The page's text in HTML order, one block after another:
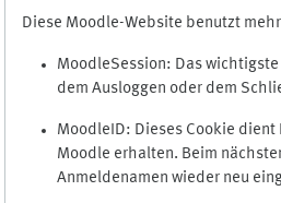
Diese Moodle-Website benutzt
MoodleSession: Das
dem Ausloggen oder dem
MoodleID: Dieses Cookie
Moodle erhalten. Beim
Anmeldenamen wieder neu